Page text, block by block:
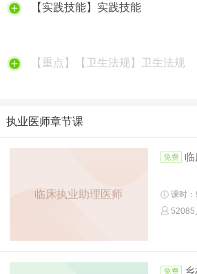
【实践技能】实践技能
【重点】【卫生法规】卫生法规
执业医师章节课
临床执业助理医师
课时
52085